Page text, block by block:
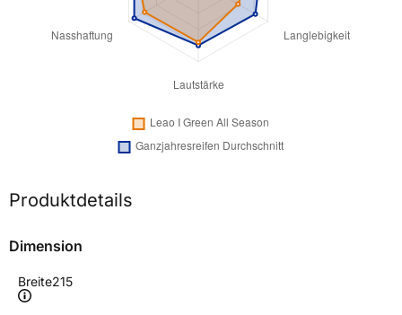
Produktdetails
Dimension
Breite215